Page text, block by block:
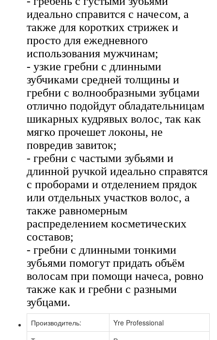
идеально справится с начесом, а
также для коротких стрижек и
просто для ежедневного
использования мужчинам;
- узкие гребни с длинными
зубчиками средней толщины и
гребни с волнообразными зубцами
отлично подойдут обладательницам
шикарных кудрявых волос, так как
мягко прочешет локоны, не
повредив завиток;
- гребни с частыми зубьями и
длинной ручкой идеально справятся
с проборами и отделением прядок
или отдельных участков волос, а
также равномерным
распределением косметических
составов;
- гребни с длинными тонкими
зубьями помогут придать объём
волосам при помощи начеса, ровно
также как и гребни с разными
зубцами.
Производитель:
Yre Professional